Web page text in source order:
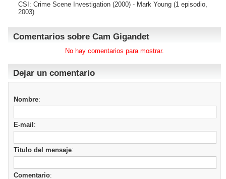
CSI: Crime Scene Investigation (2000) - Mark Young (1 episodio,
2003)
Comentarios sobre Cam Gigandet
No hay comentarios para mostrar.
Dejar un comentario
Nombre:
E-mail :
Titulo del mensaje:
Comentario: